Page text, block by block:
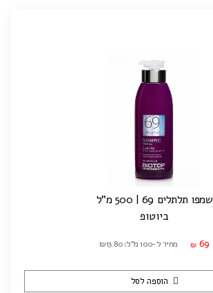
שמפו תלתלים 69 | 500 מ"ל
ביוטופ
₪ 69 מחיר ל-100 מ"ל: ₪13.80
הוספה לסל